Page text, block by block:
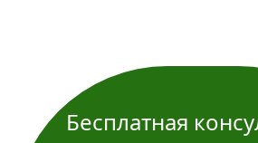
Бесплатная